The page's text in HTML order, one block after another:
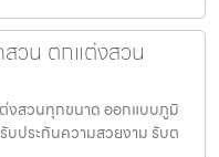
วน ตกแต่งสวน
งสวนทุกขนาด ออกแบบภูมิ
บประกันความสวยงาม รับต